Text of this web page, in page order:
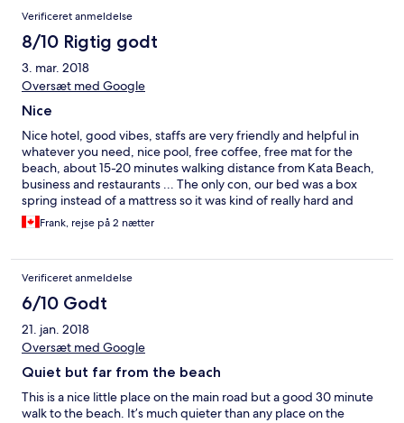
Verificeret anmeldelse
8/10 Rigtig godt
3. mar. 2018
Oversæt med Google
Nice
Nice hotel, good vibes, staffs are very friendly and helpful in
whatever you need, nice pool, free coffee, free mat for the
beach, about 15-20 minutes walking distance from Kata Beach,
business and restaurants ... The only con, our bed was a box
spring instead of a mattress so it was kind of really hard and
difficult to sleep on ...
Frank, rejse på 2 nætter
Verificeret anmeldelse
6/10 Godt
21. jan. 2018
Oversæt med Google
Quiet but far from the beach
This is a nice little place on the main road but a good 30 minute
walk to the beach. It’s much quieter than any place on the